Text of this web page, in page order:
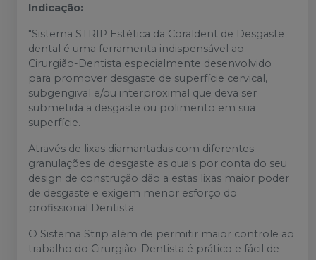
Indicação:
"Sistema STRIP Estética da Coraldent de Desgaste
dental é uma ferramenta indispensável ao
Cirurgião-Dentista especialmente desenvolvido
para promover desgaste de superfície cervical,
subgengival e/ou interproximal que deva ser
submetida a desgaste ou polimento em sua
superfície.
Através de lixas diamantadas com diferentes
granulações de desgaste as quais por conta do seu
design de construção dão a estas lixas maior poder
de desgaste e exigem menor esforço do
profissional Dentista.
O Sistema Strip além de permitir maior controle ao
trabalho do Cirurgião-Dentista é prático e fácil de